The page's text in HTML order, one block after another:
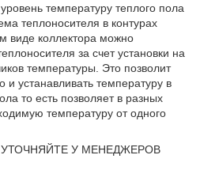
температуру теплого пола
теплоносителя в контурах
виде коллектора можно
за счет установки на
температуры. Это позволит
и устанавливать температуру в
то есть позволяет в разных
температуру от одного
У МЕНЕДЖЕРОВ